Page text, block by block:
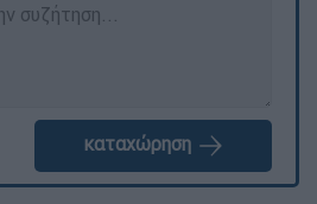
καταχώρηση